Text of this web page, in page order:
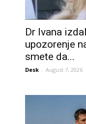
Dr Ivana
upozorenje
smete da...
Desk - August 7, 2026